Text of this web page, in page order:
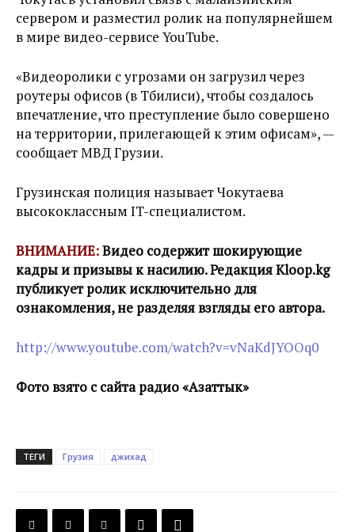
сервером и разместил ролик на популярнейшем
в мире видео-сервисе YouTube.
«Видеоролики с угрозами он загрузил через
роутеры офисов (в Тбилиси), чтобы создалось
впечатление, что преступление было совершено
на территории, прилегающей к этим офисам», —
сообщает МВД Грузии.
Грузинская полиция называет Чокутаева
высококлассным IT-специалистом.
ВНИМАНИЕ:Видео содержит шокирующие
кадры и призывы к насилию. Редакция Kloop.kg
публикует ролик исключительно для
ознакомления, не разделяя взгляды его автора.
http://www.youtube.com/watch?v=vNaKdJYOOq0
Фото взято с сайта радио «Азаттык»
ТЕГИ Грузия джихад